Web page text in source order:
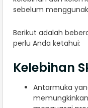
sebelum
Berikut adalah
perlu Anda ketahui:
Kelebihan
Antarmuka